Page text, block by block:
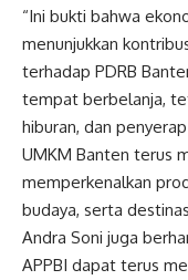
“Ini bukti bahwa
menunjukkan
terhadap PDRB
tempat berbelanja,
hiburan, dan
UMKM Banten terus
memperkenalkan
budaya, serta
Andra Soni juga
APPBI dapat terus